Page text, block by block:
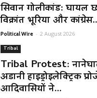
सिवान गोलीकांड: घायल
विक्रांत भूरिया और
Political Wire - 2 August 2026
Tribal
Tribal Protest:
अडानी हाइड्रोइलेक्ट्रिक
आदिवासियों ने...